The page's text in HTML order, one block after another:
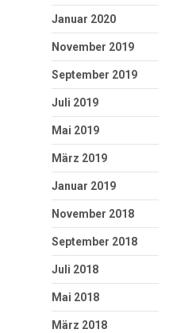
Januar 2020
November 2019
September 2019
Juli 2019
Mai 2019
März 2019
Januar 2019
November 2018
September 2018
Juli 2018
Mai 2018
März 2018